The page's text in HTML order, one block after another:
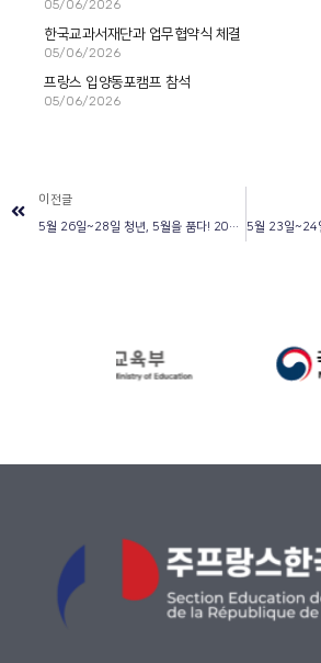
05/06/2026
한국교과서재단과 업무협약식 체결
05/06/2026
프랑스 입양동포캠프 참석
05/06/2026
이전글
5월 26일~28일 청년, 5월을 품다! 2023년 파리국제대학촌 한국관 축제